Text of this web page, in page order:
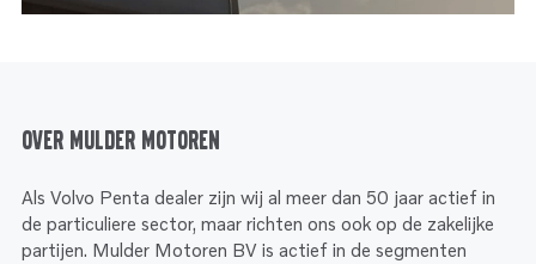
Over Mulder Motoren
Als Volvo Penta dealer zijn wij al meer dan 50 jaar actief in
de particuliere sector, maar richten ons ook op de zakelijke
partijen. Mulder Motoren BV is actief in de segmenten